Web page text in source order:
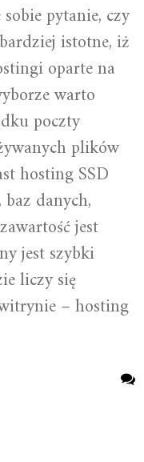
pytanie, czy
istotne, iż
oparte na
warto
poczty
plików
hosting SSD
danych,
jest
jest szybki
liczy się
– hosting